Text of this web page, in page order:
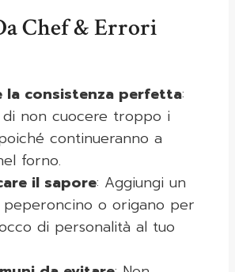
Chef & Errori
la consistenza perfetta:
di non cuocere troppo i
continueranno a
forno.
il sapore: Aggiungi un
peperoncino o origano per
di personalità al tuo